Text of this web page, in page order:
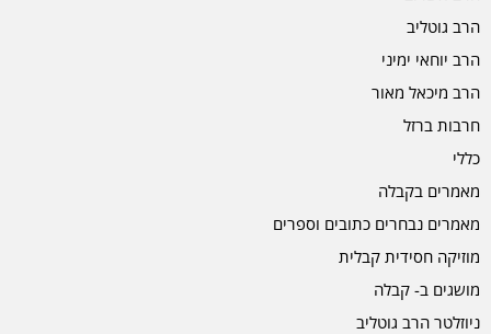
הרב גוטליב
הרב יוחאי ימיני
הרב מיכאל מאור
חרבות ברזל
כללי
מאמרים בקבלה
מאמרים נבחרים כתובים וספרים
מוזיקה חסידית קבלית
מושגים ב- קבלה
ניוזלטר הרב גוטליב